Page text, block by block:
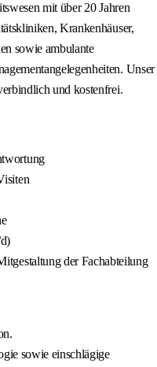
mit über 20 Jahren
Krankenhäuser,
sowie ambulante
Unser
und kostenfrei.
der Fachabteilung
sowie einschlägige